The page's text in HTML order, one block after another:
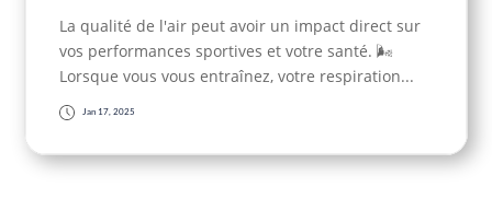
La qualité de l'air peut avoir un impact direct sur
vos performances sportives et votre santé. 🌬️
Lorsque vous vous entraînez, votre respiration...
Jan 17, 2025